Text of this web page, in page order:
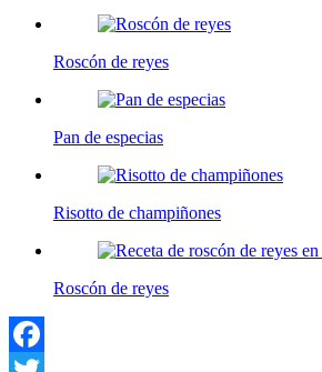
Roscón de reyes
Pan de especias
Risotto de champiñones
Roscón de reyes